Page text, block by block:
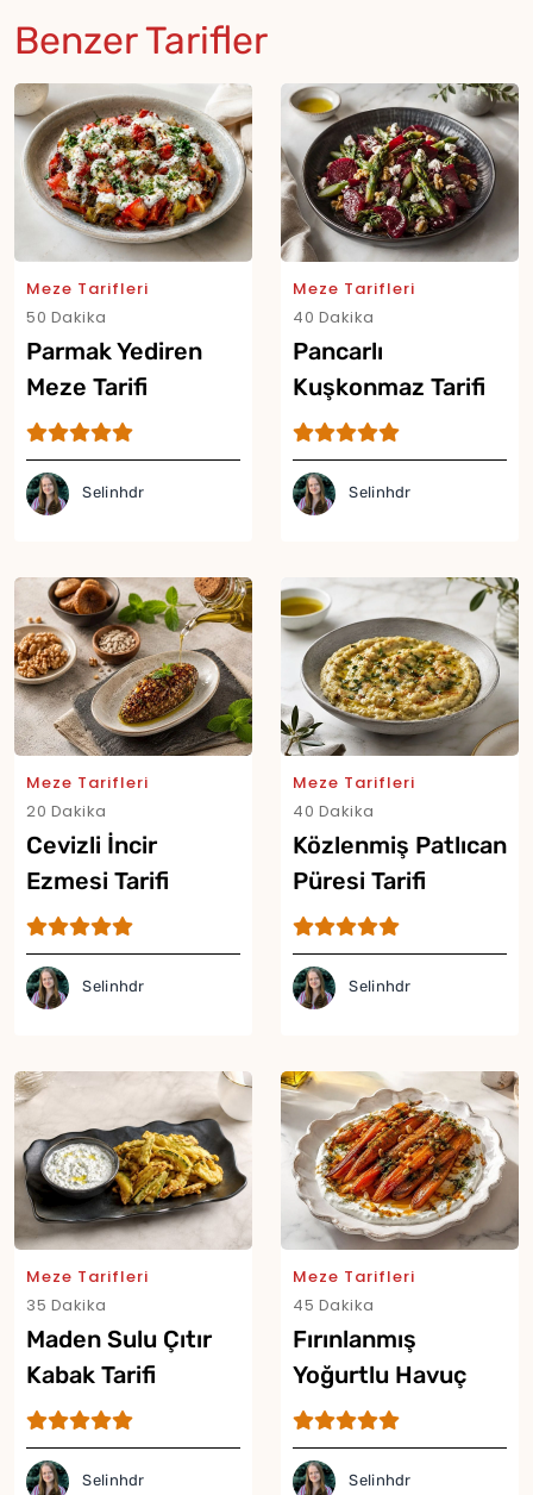
Benzer Tarifler
Meze Tarifleri
50 Dakika
Parmak Yediren
Meze Tarifi
Selinhdr
Meze Tarifleri
40 Dakika
Pancarlı
Kuşkonmaz Tarifi
Selinhdr
Meze Tarifleri
20 Dakika
Cevizli İncir
Ezmesi Tarifi
Selinhdr
Meze Tarifleri
40 Dakika
Közlenmiş Patlıcan
Püresi Tarifi
Selinhdr
Meze Tarifleri
35 Dakika
Maden Sulu Çıtır
Kabak Tarifi
Selinhdr
Meze Tarifleri
45 Dakika
Fırınlanmış
Yoğurtlu Havuç
Mezesi Tarifi
Selinhdr